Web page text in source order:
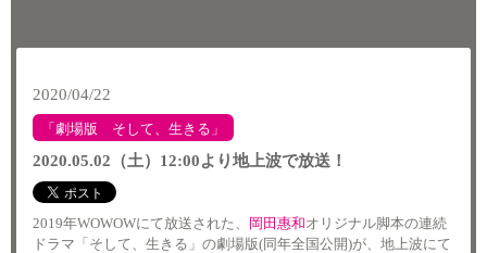
2020/04/22
「劇場版 そして、生きる」
2020.05.02（土）12:00より地上波で放送！
2019年WOWOWにて放送された、 岡田惠和オリジナル脚本の連続
ドラマ「そして、生きる」の劇場版(同年全国公開)が、地上波にて